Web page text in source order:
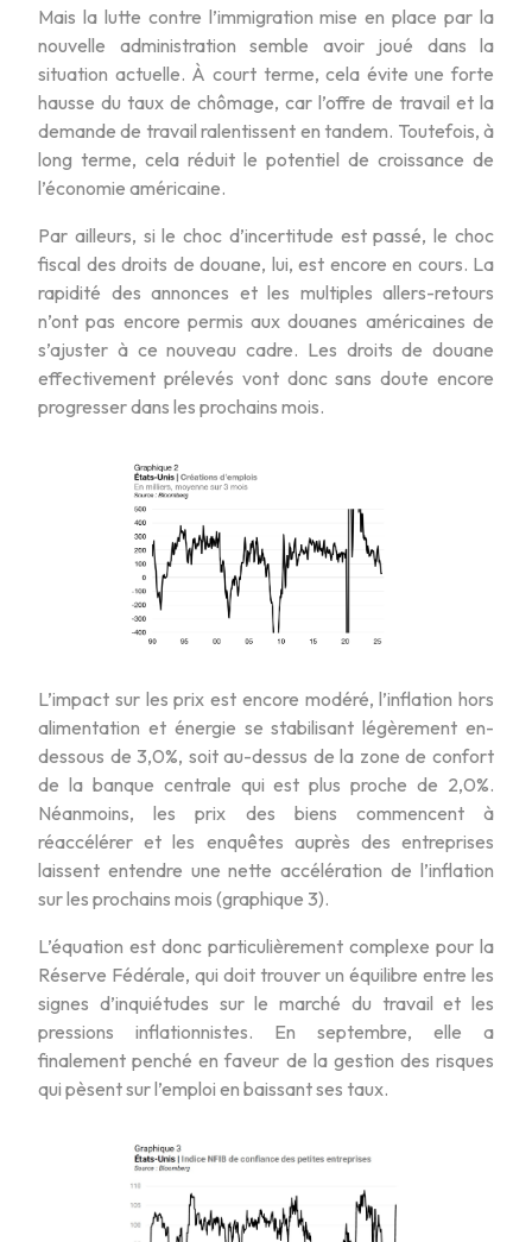
Mais la lutte contre l’immigration mise en place par la
nouvelle administration semble avoir joué dans la
situation actuelle. À court terme, cela évite une forte
hausse du taux de chômage, car l’offre de travail et la
demande de travail ralentissent en tandem. Toutefois, à
long terme, cela réduit le potentiel de croissance de
l’économie américaine.
Par ailleurs, si le choc d’incertitude est passé, le choc
fiscal des droits de douane, lui, est encore en cours. La
rapidité des annonces et les multiples allers-retours
n’ont pas encore permis aux douanes américaines de
s’ajuster à ce nouveau cadre. Les droits de douane
effectivement prélevés vont donc sans doute encore
progresser dans les prochains mois.
L’impact sur les prix est encore modéré, l’inflation hors
alimentation et énergie se stabilisant légèrement en-
dessous de 3,0%, soit au-dessus de la zone de confort
de la banque centrale qui est plus proche de 2,0%.
Néanmoins, les prix des biens commencent à
réaccélérer et les enquêtes auprès des entreprises
laissent entendre une nette accélération de l’inflation
sur les prochains mois (graphique 3).
L’équation est donc particulièrement complexe pour la
Réserve Fédérale, qui doit trouver un équilibre entre les
signes d’inquiétudes sur le marché du travail et les
pressions inflationnistes. En septembre, elle a
finalement penché en faveur de la gestion des risques
qui pèsent sur l’emploi en baissant ses taux.